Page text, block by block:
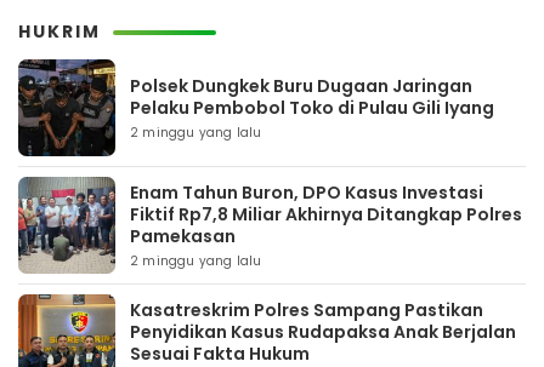
HUKRIM
Polsek Dungkek Buru Dugaan Jaringan
Pelaku Pembobol Toko di Pulau Gili Iyang
2 minggu yang lalu
Enam Tahun Buron, DPO Kasus Investasi
Fiktif Rp7,8 Miliar Akhirnya Ditangkap Polres
Pamekasan
2 minggu yang lalu
Kasatreskrim Polres Sampang Pastikan
Penyidikan Kasus Rudapaksa Anak Berjalan
Sesuai Fakta Hukum